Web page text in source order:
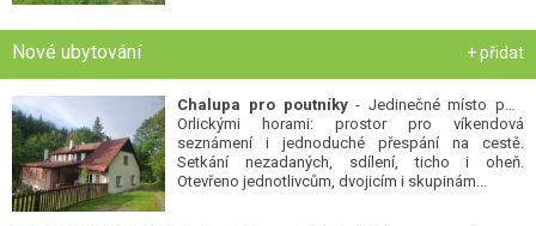
Nové ubytování + přidat
Chalupa pro poutníky- Jedinečné místo pod
Orlickými horami: prostor pro víkendová
seznámení i jednoduché přespání na cestě.
Setkání nezadaných, sdílení, ticho i oheň.
Otevřeno jednotlivcům, dvojicím i skupinám...